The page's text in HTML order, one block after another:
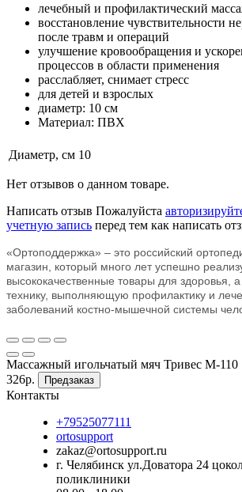
лечебный и профилактический
восстановление чувствительности
после травм и операций
улучшение кровообращения и
процессов в области применения
расслабляет, снимает стресс
для детей и взрослых
диаметр: 10 см
Материал: ПВХ
Диаметр, см 10
Нет отзывов о данном товаре.
Написать отзыв Пожалуйста
учетную запись перед тем как написать
«Ортоподдержка» – это российский
магазин, который много лет успешно
высококачественные товары для здоровья,
технику, выполняющую профилактику и
заболеваний костно-мышечной системы
Массажный игольчатый мяч Тривес М-110
326р.
Предзаказ
Контакты
+79525077111
ortosupport
zakaz@ortosupport.ru
г. Челябинск ул.Доватора 24
поликлиники